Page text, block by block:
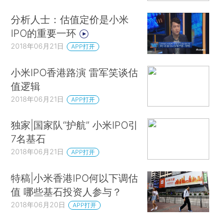
分析人士：估值定价是小米
IPO的重要一环
2018年06月21日 APP打开
小米IPO香港路演 雷军笑谈估
值逻辑
2018年06月21日 APP打开
独家|国家队“护航” 小米IPO引
7名基石
2018年06月21日 APP打开
特稿|小米香港IPO何以下调估
值 哪些基石投资人参与？
2018年06月20日 APP打开